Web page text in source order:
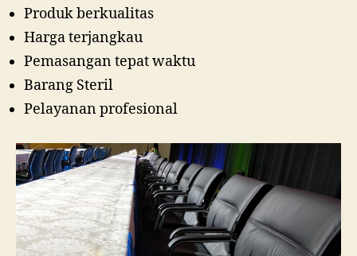
Produk berkualitas
Harga terjangkau
Pemasangan tepat waktu
Barang Steril
Pelayanan profesional